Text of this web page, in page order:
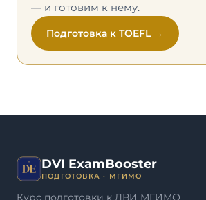
— и готовим к нему.
Подготовка к TOEFL →
DVI ExamBooster
ПОДГОТОВКА · МГИМО
Курс подготовки к ДВИ МГИМО